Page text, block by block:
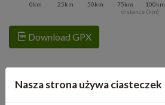
Nasza strona używa ciasteczek
distance (km)
0km 25km 50km 75km 100km
Download GPX